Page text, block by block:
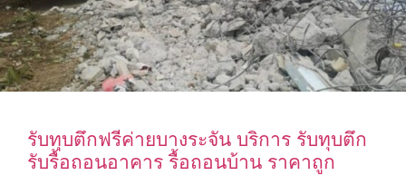
รับทุบตึกฟรีค่ายบางระจัน บริการ รับทุบตึก
รับรื้อถอนอาคาร รื้อถอนบ้าน ราคาถูก